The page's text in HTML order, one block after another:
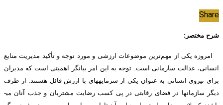
Share
شرح مختصر:
امروزه یکی از مهم‌ترین موضوعات ارزشی و مورد توجه و تأکید مدیریت منابع
انسانی، عدالت سازمانی است. توجه به این امر بیانگر اهمیتی است که مدیران
برای نیروی انسانی به عنوان یکی از سرمایه­های با ارزش قائل هستند. از طرف
دیگر سازمان­ها در فضای رقابتی در پی کسب رضایت مشتریان و جذب آنان می­